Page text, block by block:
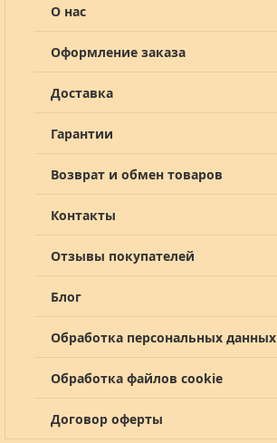
О нас
Оформление заказа
Доставка
Гарантии
Возврат и обмен товаров
Контакты
Отзывы покупателей
Блог
Обработка персональных данных
Обработка файлов cookie
Договор оферты